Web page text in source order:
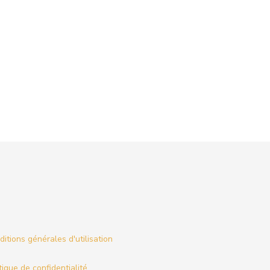
générales d'utilisation
de confidentialité